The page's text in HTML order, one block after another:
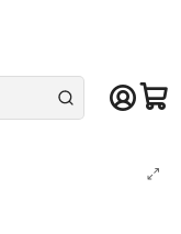
sábado en el gran
y periféricos